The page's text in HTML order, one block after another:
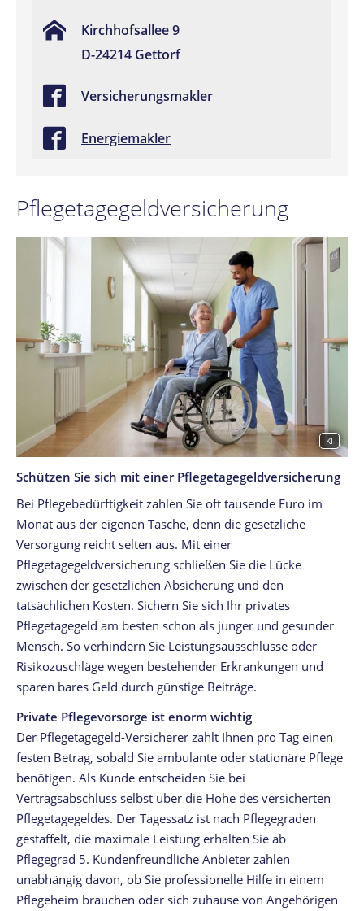
Kirchhofsallee 9
D-24214 Gettorf
Versicherungsmakler
Energiemakler
Pflegetagegeldversicherung
KI
Schützen Sie sich mit einer Pflegetagegeldversicherung
Bei Pflegebedürftigkeit zahlen Sie oft tausende Euro im
Monat aus der eigenen Tasche, denn die gesetzliche
Versorgung reicht selten aus. Mit einer
Pflegetagegeldversicherung schließen Sie die Lücke
zwischen der gesetzlichen Absicherung und den
tatsächlichen Kosten. Sichern Sie sich Ihr privates
Pflegetagegeld am besten schon als junger und gesunder
Mensch. So verhindern Sie Leistungsausschlüsse oder
Risikozuschläge wegen bestehender Erkrankungen und
sparen bares Geld durch günstige Beiträge.
Private Pflegevorsorge ist enorm wichtig
Der Pflegetagegeld-Versicherer zahlt Ihnen pro Tag einen
festen Betrag, sobald Sie ambulante oder stationäre Pflege
benötigen. Als Kunde entscheiden Sie bei
Vertragsabschluss selbst über die Höhe des versicherten
Pflegetagegeldes. Der Tagessatz ist nach Pflegegraden
gestaffelt, die maximale Leistung erhalten Sie ab
Pflegegrad 5. Kundenfreundliche Anbieter zahlen
unabhängig davon, ob Sie professionelle Hilfe in einem
Pflegeheim brauchen oder sich zuhause von Angehörigen